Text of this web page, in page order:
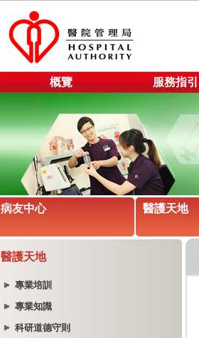
概覽 服務指引
病友中心 醫護天地
醫護天地
專業培訓
專業知識
科研道德守則